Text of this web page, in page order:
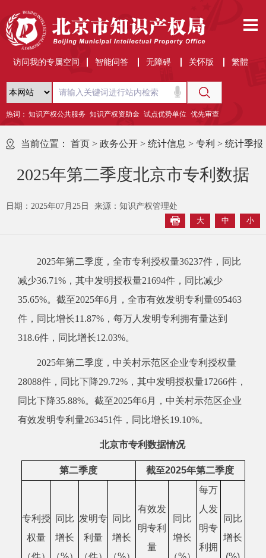
访问我的专属空间 智能问答 无障碍 关怀版 繁體
热词： 知识产权公共服务 知识产权资助金 试点优势单位 优先审查
当前位置： 首页 > 政务公开 > 统计信息 > 专利 > 统计季报
2025年第二季度北京市专利数据
日期：2025年07月25日
来源：知识产权管理处
大
中 小
2025年第二季度 ，全市专利授权量36237件，同比
减少36.71%，其中发明授权量21694件，同比减少
35.65%。截至2025年6月，全市有效发明专利量695463
件，同比增长11.87%，每万人发明专利拥有量达到
318.6件，同比增长12.03%。
2025年第二季度， 中关村示范区企业专利授权量
28088件，同比下降29.72%，其中发明授权量17266件，
同比下降35.88%。截至2025年6月，中关村示范区企业
有效发明专利量263451件，同比增长19.10%。
北京市专利数据情况
第二季度 截至2025年第二季度
专利授
权量
同比
增长
发明专
利量
同比
增长
有效发
明专利
量
同比
增长
每万
人发
明专
利拥
同比
增长